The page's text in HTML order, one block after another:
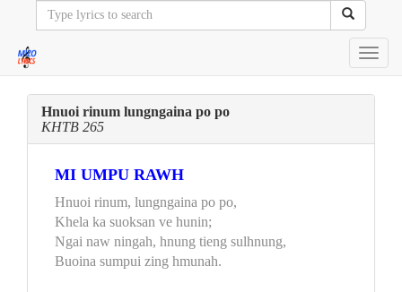
Hnuoi rinum lungngaina po po
KHTB 265
MI UMPU RAWH
Hnuoi rinum, lungngaina po po,
Khela ka suoksan ve hunin;
Ngai naw ningah, hnung tieng sulhnung,
Buoina sumpui zing hmunah.